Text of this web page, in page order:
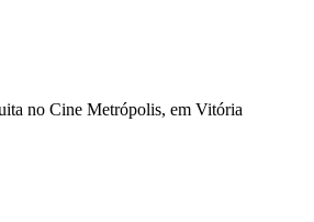
no Cine Metrópolis, em Vitória